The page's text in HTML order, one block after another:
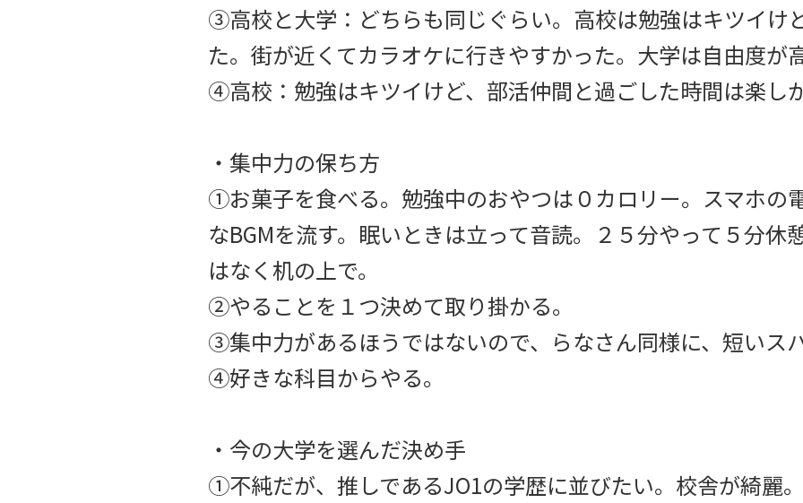
③高校と大学：どちらも同じぐらい。高校は勉強はキツイけ
た。街が近くてカラオケに行きやすかった。大学は自由度が
④高校：勉強はキツイけど、部活仲間と過ごした時間は楽し
・集中力の保ち方
①お菓子を食べる。勉強中のおやつは０カロリー。スマホの
なBGMを流す。眠いときは立って音読。２５分やって５分休
はなく机の上で。
②やることを１つ決めて取り掛かる。
③集中力があるほうではないので、らなさん同様に、短いス
④好きな科目からやる。
・今の大学を選んだ決め手
①不純だが、推しであるJO1の学歴に並びたい。校舎が綺麗